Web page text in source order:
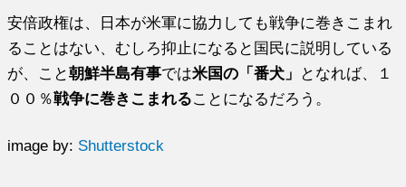
安倍政権は、日本が米軍に協力しても戦争に巻きこまれ
ることはない、むしろ抑止になると国民に説明している
が、こと朝鮮半島有事では米国の「番犬」
となれば、１
００％戦争に巻きこまれることになるだろう。
image by: Shutterstock